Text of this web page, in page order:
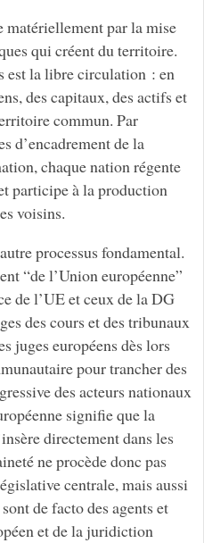
matériellement par la mise
qui créent du territoire.
est la libre circulation : en
des capitaux, des actifs et
commun. Par
d’encadrement de la
chaque nation régente
participe à la production
voisins.
processus fondamental.
“de l’Union européenne”
de l’UE et ceux de la DG
des cours et des tribunaux
juges européens dès lors
pour trancher des
des acteurs nationaux
signifie que la
directement dans les
ne procède donc pas
centrale, mais aussi
de facto des agents et
et de la juridiction